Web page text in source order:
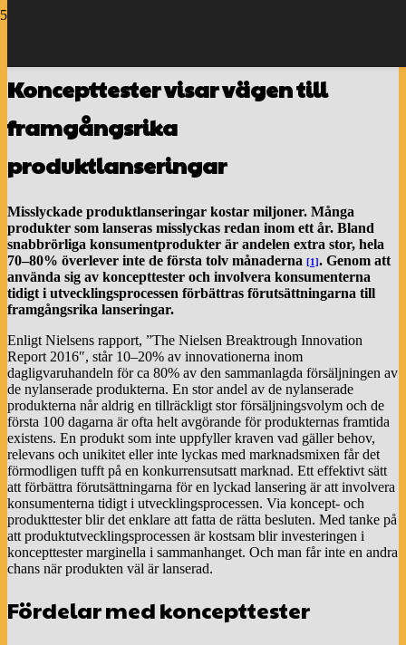
Koncepttester visar vägen till
framgångsrika
produktlanseringar
Misslyckade produktlanseringar kostar miljoner. Många
produkter som lanseras misslyckas redan inom ett år. Bland
snabbrörliga konsumentprodukter är andelen extra stor, hela
70–80% överlever inte de första tolv månaderna
[1]. Genom att
använda sig av koncepttester och involvera konsumenterna
tidigt i utvecklingsprocessen förbättras förutsättningarna till
framgångsrika lanseringar.
Enligt Nielsens rapport, ”The Nielsen Breaktrough Innovation
Report 2016″, står 10–20% av innovationerna inom
dagligvaruhandeln för ca 80% av den sammanlagda försäljningen av
de nylanserade produkterna. En stor andel av de nylanserade
produkterna når aldrig en tillräckligt stor försäljningsvolym och de
första 100 dagarna är ofta helt avgörande för produkternas framtida
existens. En produkt som inte uppfyller kraven vad gäller behov,
relevans och unikitet eller inte lyckas med marknadsmixen får det
förmodligen tufft på en konkurrensutsatt marknad. Ett effektivt sätt
att förbättra förutsättningarna för en lyckad lansering är att involvera
konsumenterna tidigt i utvecklingsprocessen. Via koncept- och
produkttester blir det enklare att fatta de rätta besluten. Med tanke på
att produktutvecklingsprocessen är kostsam blir investeringen i
koncepttester marginella i sammanhanget. Och man får inte en andra
chans när produkten väl är lanserad.
Fördelar med koncepttester